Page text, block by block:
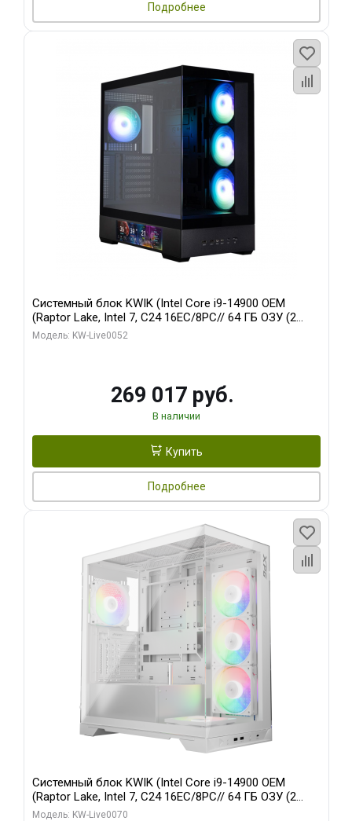
Подробнее
Системный блок KWIK (Intel Core i9-14900 OEM
(Raptor Lake, Intel 7, C24 16EC/8PC// 64 ГБ ОЗУ (2
модуля)/ Palit RTX5080 GAMINGPRO OC 16GB GDDR7
Модель: KW-Live0052
269 017 руб.
В наличии
Купить
Подробнее
Системный блок KWIK (Intel Core i9-14900 OEM
(Raptor Lake, Intel 7, C24 16EC/8PC// 64 ГБ ОЗУ (2
модуля)/ Gigabyte RTX5080 XTREME WATERFORCE
Модель: KW-Live0070